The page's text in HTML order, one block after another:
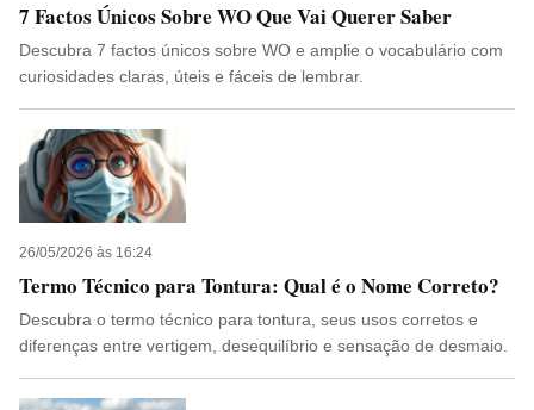
7 Factos Únicos Sobre WO Que Vai Querer Saber
Descubra 7 factos únicos sobre WO e amplie o vocabulário com
curiosidades claras, úteis e fáceis de lembrar.
26/05/2026 às 16:24
Termo Técnico para Tontura: Qual é o Nome Correto?
Descubra o termo técnico para tontura, seus usos corretos e
diferenças entre vertigem, desequilíbrio e sensação de desmaio.